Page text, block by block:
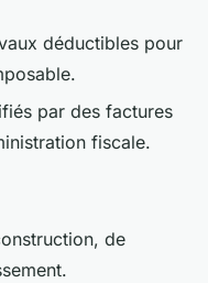
déductibles pour
par des factures
fiscale.
de